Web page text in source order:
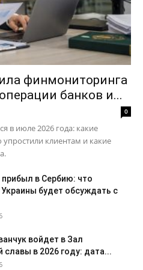
финмониторинга
банков и...
0
в июле 2026 года: какие
клиентам и какие
прибыл в Сербию: что
Украины будет обсуждать с
войдет в Зал
славы в 2026 году: дата...